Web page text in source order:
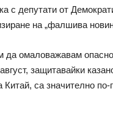
с депутати от
на „фалшива
да омаловажавам
защитавайки
Китай, са значително